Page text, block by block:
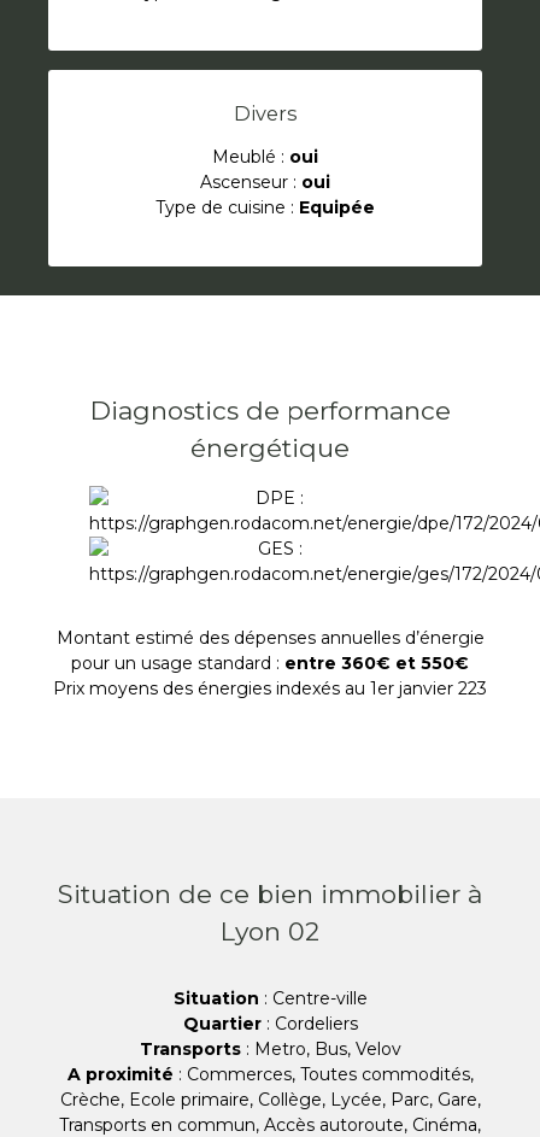
Divers
Meublé : oui
Ascenseur : oui
Type de cuisine : Equipée
Diagnostics de performance
énergétique
Montant estimé des dépenses annuelles d’énergie
pour un usage standard : entre 360€ et 550€
Prix moyens des énergies indexés au 1er janvier 223
Situation de ce bien immobilier à
Lyon 02
Situation : Centre-ville
Quartier: Cordeliers
Transports: Metro, Bus, Velov
A proximité : Commerces, Toutes commodités,
Crèche, Ecole primaire, Collège, Lycée, Parc, Gare,
Transports en commun, Accès autoroute, Cinéma,